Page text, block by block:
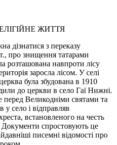
ЖИТТЯ
дізнатися з переказу
про знищення татарами
розташована навпроти лісу
заросла лісом. У селі
була збудована в 1910
до церкви в село Гаї Нижні.
Великодніми святами та
село і відправляв
встановленого на честь
Документи спростовують це
писемні відомості про